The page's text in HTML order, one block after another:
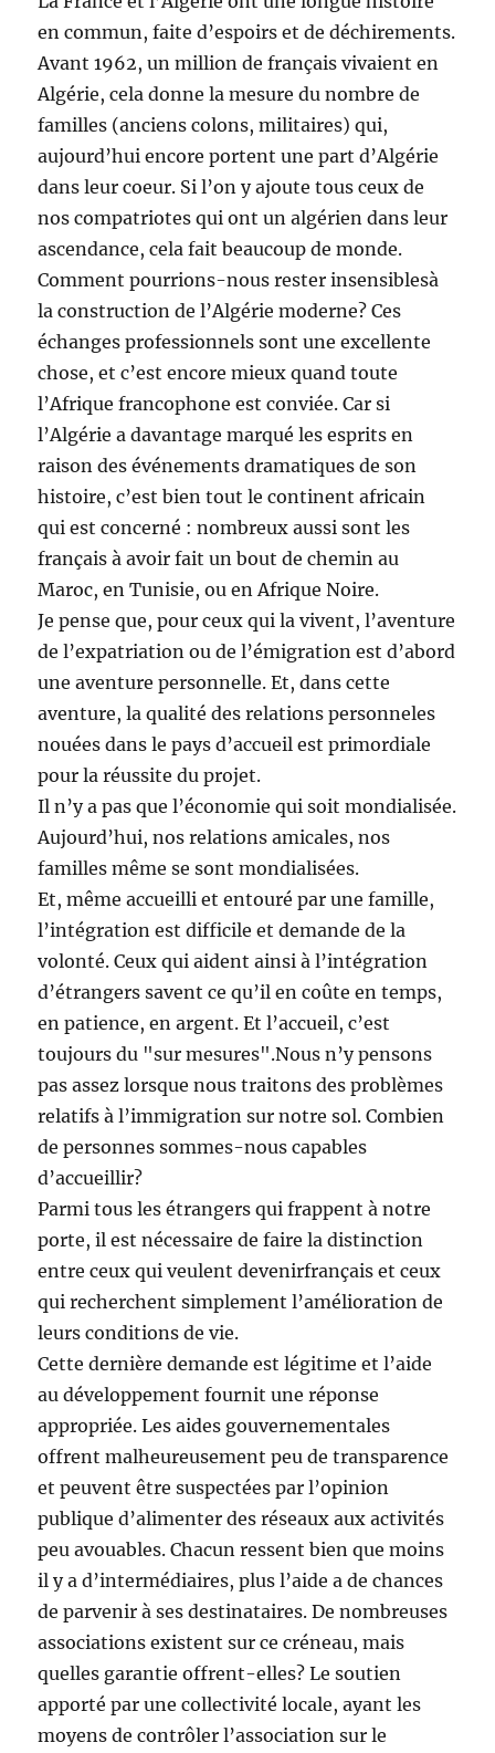
en commun, faite d’espoirs et de déchirements.
Avant 1962, un million de français vivaient en
Algérie, cela donne la mesure du nombre de
familles (anciens colons, militaires) qui,
aujourd’hui encore portent une part d’Algérie
dans leur coeur. Si l’on y ajoute tous ceux de
nos compatriotes qui ont un algérien dans leur
ascendance, cela fait beaucoup de monde.
Comment pourrions-nous rester insensiblesà
la construction de l’Algérie moderne? Ces
échanges professionnels sont une excellente
chose, et c’est encore mieux quand toute
l’Afrique francophone est conviée. Car si
l’Algérie a davantage marqué les esprits en
raison des événements dramatiques de son
histoire, c’est bien tout le continent africain
qui est concerné : nombreux aussi sont les
français à avoir fait un bout de chemin au
Maroc, en Tunisie, ou en Afrique Noire.
Je pense que, pour ceux qui la vivent, l’aventure
de l’expatriation ou de l’émigration est d’abord
une aventure personnelle. Et, dans cette
aventure, la qualité des relations personneles
nouées dans le pays d’accueil est primordiale
pour la réussite du projet.
Il n’y a pas que l’économie qui soit mondialisée.
Aujourd’hui, nos relations amicales, nos
familles même se sont mondialisées.
Et, même accueilli et entouré par une famille,
l’intégration est difficile et demande de la
volonté. Ceux qui aident ainsi à l’intégration
d’étrangers savent ce qu’il en coûte en temps,
en patience, en argent. Et l’accueil, c’est
toujours du "sur mesures".Nous n’y pensons
pas assez lorsque nous traitons des problèmes
relatifs à l’immigration sur notre sol. Combien
de personnes sommes-nous capables
d’accueillir?
Parmi tous les étrangers qui frappent à notre
porte, il est nécessaire de faire la distinction
entre ceux qui veulent devenirfrançais et ceux
qui recherchent simplement l’amélioration de
leurs conditions de vie.
Cette dernière demande est légitime et l’aide
au développement fournit une réponse
appropriée. Les aides gouvernementales
offrent malheureusement peu de transparence
et peuvent être suspectées par l’opinion
publique d’alimenter des réseaux aux activités
peu avouables. Chacun ressent bien que moins
il y a d’intermédiaires, plus l’aide a de chances
de parvenir à ses destinataires. De nombreuses
associations existent sur ce créneau, mais
quelles garantie offrent-elles? Le soutien
apporté par une collectivité locale, ayant les
moyens de contrôler l’association sur le